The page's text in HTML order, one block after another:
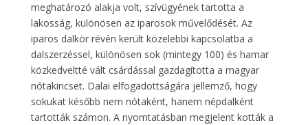
meghatározó alakja volt, szívügyének tartotta a
lakosság, különösen az iparosok művelődését. Az
iparos dalkör révén került közelebbi kapcsolatba a
dalszerzéssel, különösen sok (mintegy 100) és hamar
közkedveltté vált csárdással gazdagította a magyar
nótakincset. Dalai elfogadottságára jellemző, hogy
sokukat később nem nótaként, hanem népdalként
tartották számon. A nyomtatásban megjelent kották a